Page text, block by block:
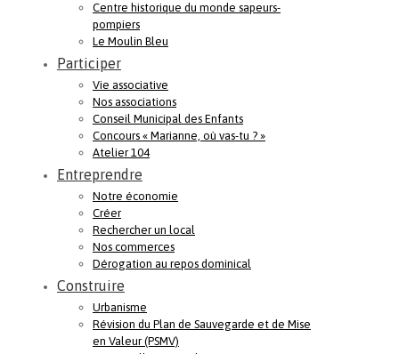
Centre historique du monde sapeurs-
pompiers
Le Moulin Bleu
Participer
Vie associative
Nos associations
Conseil Municipal des Enfants
Concours « Marianne, où vas-tu ? »
Atelier 104
Entreprendre
Notre économie
Créer
Rechercher un local
Nos commerces
Dérogation au repos dominical
Construire
Urbanisme
Révision du Plan de Sauvegarde et de Mise
en Valeur (PSMV)